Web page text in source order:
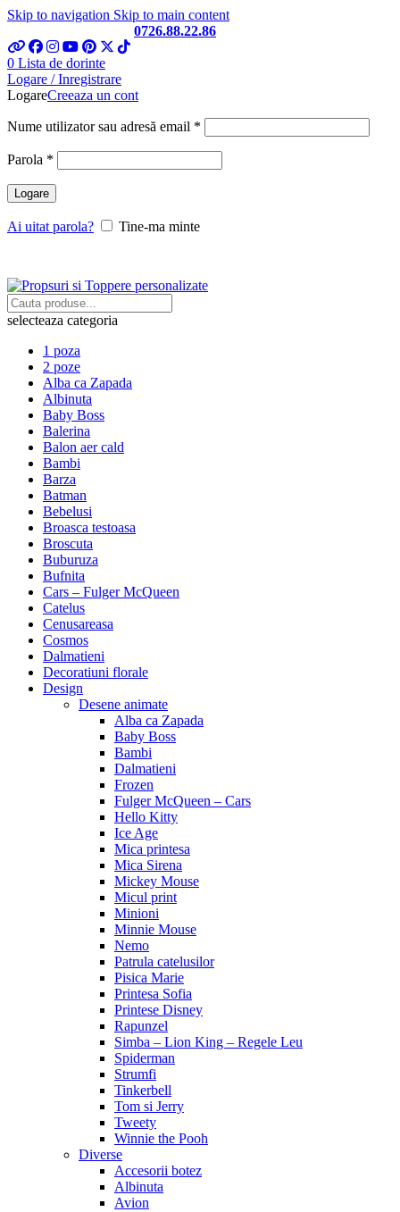
Skip to navigation Skip to main content
0726.88.22.86
0 Lista de dorinte
Logare / Inregistrare
LogareCreeaza un cont
Nume utilizator sau adresă email *
Parola *
Logare
Ai uitat parola? Tine-ma minte
selecteaza categoria
1 poza
2 poze
Alba ca Zapada
Albinuta
Baby Boss
Balerina
Balon aer cald
Bambi
Barza
Batman
Bebelusi
Broasca testoasa
Broscuta
Buburuza
Bufnita
Cars – Fulger McQueen
Catelus
Cenusareasa
Cosmos
Dalmatieni
Decoratiuni florale
Design
Desene animate
Alba ca Zapada
Baby Boss
Bambi
Dalmatieni
Frozen
Fulger McQueen – Cars
Hello Kitty
Ice Age
Mica printesa
Mica Sirena
Mickey Mouse
Micul print
Minioni
Minnie Mouse
Nemo
Patrula catelusilor
Pisica Marie
Printesa Sofia
Printese Disney
Rapunzel
Simba – Lion King – Regele Leu
Spiderman
Strumfi
Tinkerbell
Tom si Jerry
Tweety
Winnie the Pooh
Diverse
Accesorii botez
Albinuta
Avion